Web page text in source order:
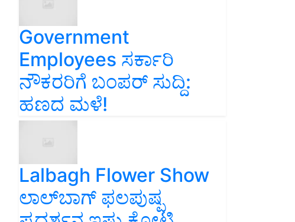
Government
Employees ಸರ್ಕಾರಿ
ನೌಕರರಿಗೆ ಬಂಪರ್‌ ಸುದ್ದಿ:
ಹಣದ ಮಳೆ!
Lalbagh Flower Show
ಲಾಲ್‌ಬಾಗ್ ಫಲಪುಷ್ಪ